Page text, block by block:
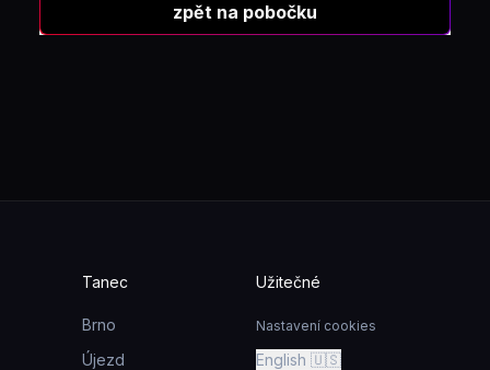
zpět na pobočku
Tanec
Brno
Újezd
Užitečné
Nastavení cookies
English 🇺🇸